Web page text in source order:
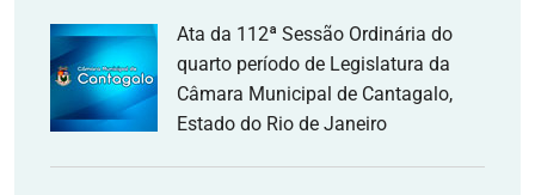
Ata da 112ª Sessão Ordinária do
quarto período de Legislatura da
Câmara Municipal de Cantagalo,
Estado do Rio de Janeiro